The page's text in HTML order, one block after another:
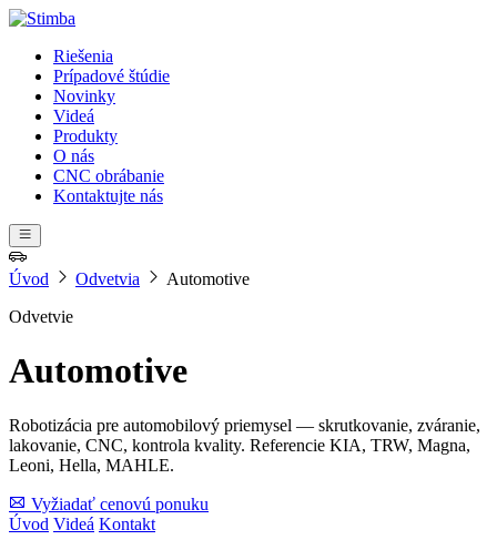
Riešenia
Prípadové štúdie
Novinky
Videá
Produkty
O nás
CNC obrábanie
Kontaktujte nás
Úvod Odvetvia
Automotive
Odvetvie
Automotive
Robotizácia pre automobilový priemysel — skrutkovanie, zváranie,
lakovanie, CNC, kontrola kvality. Referencie KIA, TRW, Magna,
Leoni, Hella, MAHLE.
Vyžiadať cenovú ponuku
Úvod Videá Kontakt